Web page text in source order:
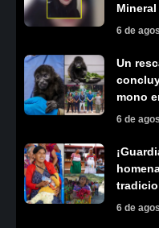
6 de
Un
mono
6 de
6 de